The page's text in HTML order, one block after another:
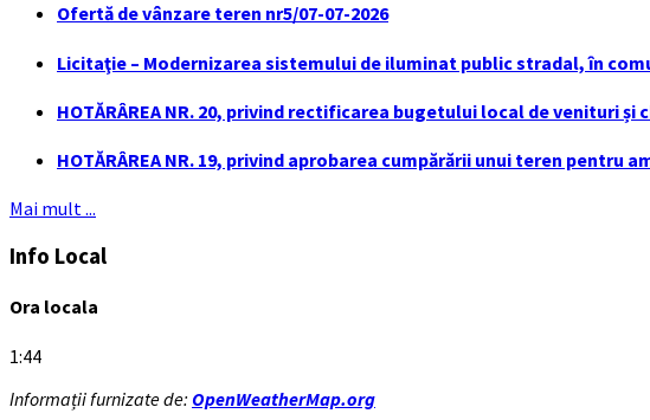
Ofertă de vânzare teren nr5/07-07-2026
Licitaţie – Modernizarea sistemului de iluminat public stradal, în
HOTĂRÂREA NR. 20, privind rectificarea bugetului local de venituri și
HOTĂRÂREA NR. 19, privind aprobarea cumpărării unui teren
Mai mult ...
Info Local
Ora locala
1:44
Informații furnizate de: OpenWeatherMap.org